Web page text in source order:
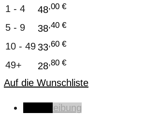
1 - 4
48,00 €
5 - 9 38,40 €
10 - 4933,60 €
49+ 28,80 €
Auf die Wunschliste
Beschreibung